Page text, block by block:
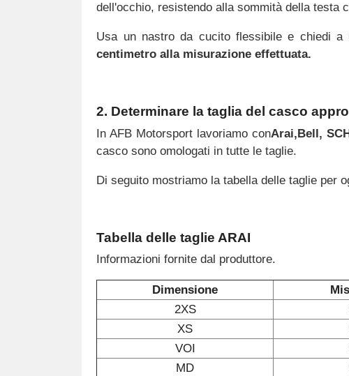
dell'occhio, resistendo alla sommità della testa
Usa un nastro da cucito flessibile e chiedi
centimetro alla misurazione effettuata.
2. Determinare la taglia del casco
In AFB Motorsport lavoriamo conArai,Bell,
casco sono omologati in tutte le taglie.
Di seguito mostriamo la tabella delle taglie per
Tabella delle taglie ARAI
Informazioni fornite dal produttore.
Dimensione
2XS
XS
VOI
MD